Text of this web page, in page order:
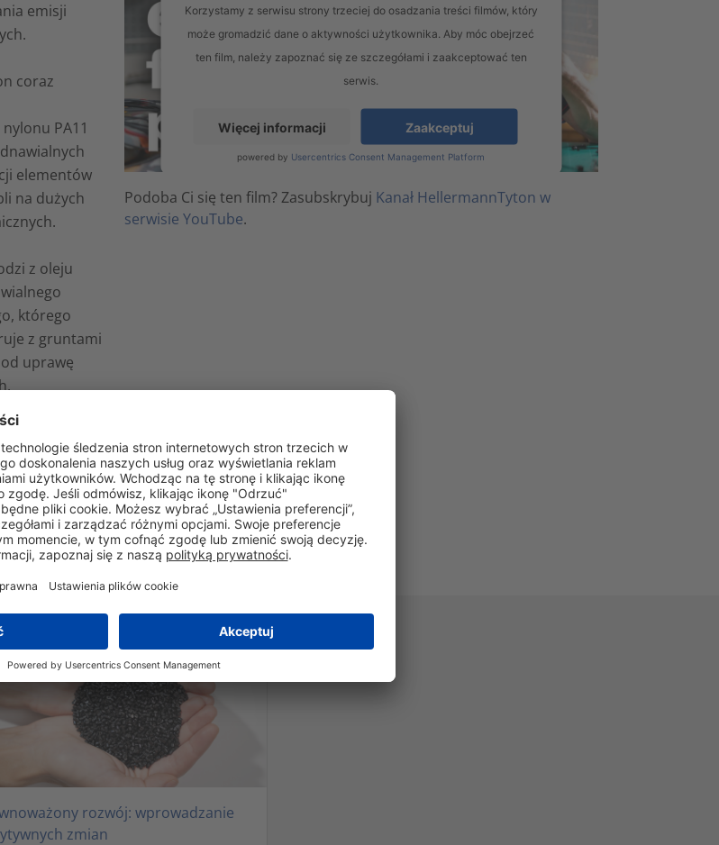
emisji
coraz
PA11
elementów
na dużych
z oleju
którego
z gruntami
uprawę
zakres
wielu
Obejrzyj
Korzystamy z serwisu strony trzeciej do osadzania treści filmów, który
może gromadzić dane o aktywności użytkownika. Aby móc obejrzeć
ten film, należy zapoznać się ze szczegółami i zaakceptować ten
serwis.
Więcej informacji Zaakceptuj
powered by Usercentrics Consent Management Platform
Podoba Ci się ten film? Zasubskrybuj Kanał HellermannTyton w
serwisie YouTube.
rozwój: wprowadzanie
zmian